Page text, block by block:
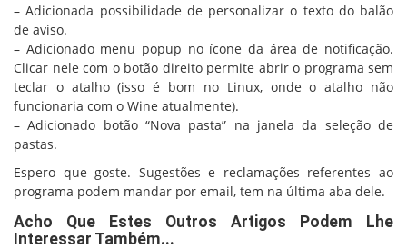
– Adicionada possibilidade de personalizar o texto do balão
de aviso.
– Adicionado menu popup no ícone da área de notificação.
Clicar nele com o botão direito permite abrir o programa sem
teclar o atalho (isso é bom no Linux, onde o atalho não
funcionaria com o Wine atualmente).
– Adicionado botão “Nova pasta” na janela da seleção de
pastas.
Espero que goste. Sugestões e reclamações referentes ao
programa podem mandar por email, tem na última aba dele.
Acho Que Estes Outros Artigos Podem Lhe
Interessar Também...